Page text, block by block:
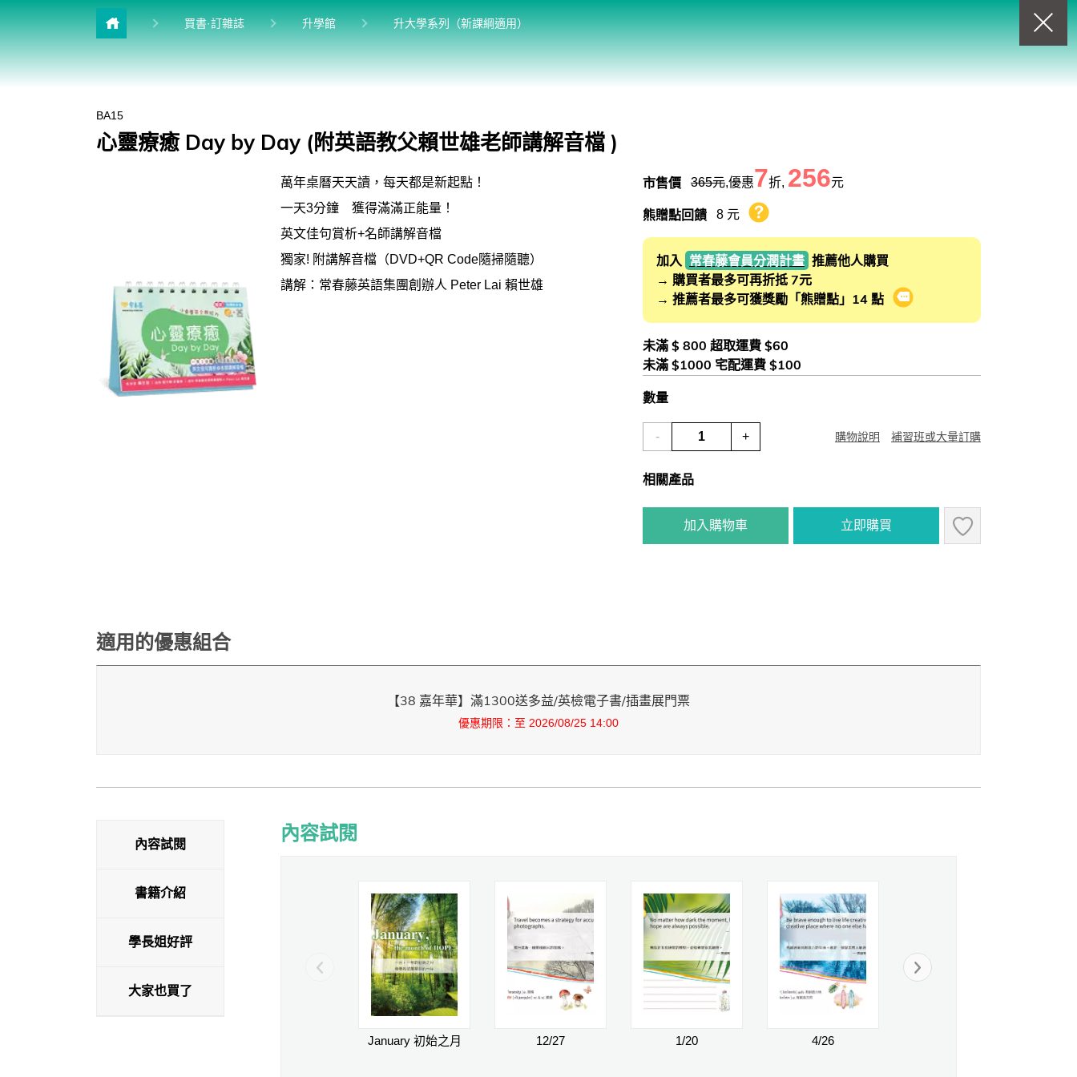
買書·訂雜誌 目前位於:
升學館
進修館
學習館
目前位於:
升大學系列（新課綱適用）
大專院校系列
回上一頁
BA15
心靈療癒 Day by Day (附英語教父賴世雄老師講解音檔 )
萬年桌曆天天讀，每天都是新起點！
一天3分鐘 獲得滿滿正能量！
英文佳句賞析+名師講解音檔
獨家! 附講解音檔（DVD+QR Code隨掃隨聽）
講解：常春藤英語集團創辦人 Peter Lai 賴世雄
市售價 365元,優惠7折, 256元
熊贈點回饋 8 元 熊贈點回饋辦法
加入 常春藤會員分潤計畫 推薦他人購買
→ 購買者最多可再折抵 7元
→ 推薦者最多可獲獎勵「熊贈點」14 點
會員推薦分潤計畫
未滿 $ 800 超取運費 $60
未滿 $1000 宅配運費 $100
數量
- + 購物說明 補習班或大量訂購
相關產品
加入購物車 立即購買
適用的優惠組合
【38 嘉年華】滿1300送多益/英檢電子書/插畫展門票
優惠期限：至 2026/08/25 14:00
內容試閱
書籍介紹
學長姐好評
大家也買了
內容試閱
January 初始之月 12/27 1/20 4/26